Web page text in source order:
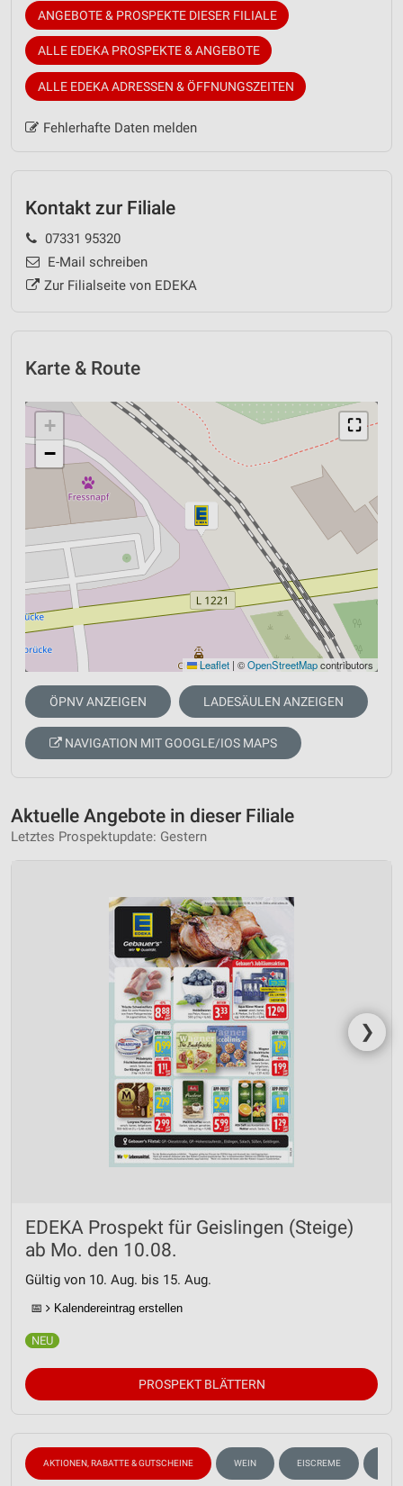
ANGEBOTE & PROSPEKTE DIESER FILIALE
ALLE EDEKA PROSPEKTE & ANGEBOTE
ALLE EDEKA ADRESSEN & ÖFFNUNGSZEITEN
Fehlerhafte Daten melden
Kontakt zur Filiale
07331 95320
E-Mail schreiben
Zur Filialseite von EDEKA
Karte & Route
⛶
+
−
Leaflet | ©OpenStreetMapcontributors
ÖPNV ANZEIGEN LADESÄULEN ANZEIGEN
NAVIGATION MIT GOOGLE/IOS MAPS
Aktuelle Angebote in dieser Filiale
Letztes Prospektupdate: Gestern
❯
EDEKA Prospekt für Geislingen (Steige)
ab Mo. den 10.08.
Gültig von 10. Aug. bis 15. Aug.
📅 Kalendereintrag erstellen
PROSPEKT BLÄTTERN
AKTIONEN, RABATTE & GUTSCHEINE WEIN EISCREME